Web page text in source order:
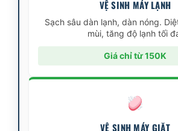
VỆ SINH MÁY LẠNH
Sạch sâu dàn lạnh, dàn nóng.
mùi, tăng độ lạnh tối
Giá chỉ từ 150K
VỆ SINH MÁY GIẶT